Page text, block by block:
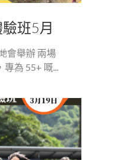
班5月
會舉辦 兩場
為 55+ 嘅...